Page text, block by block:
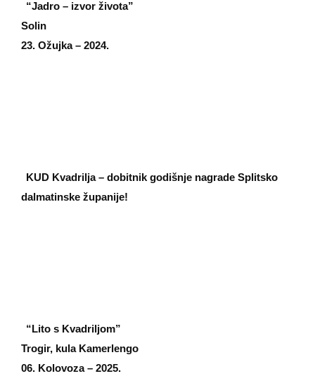
“Jadro – izvor života”
Solin
23. Ožujka – 2024.
KUD Kvadrilja – dobitnik godišnje nagrade Splitsko
dalmatinske županije!
“Lito s Kvadriljom”
Trogir, kula Kamerlengo
06. Kolovoza – 2025.